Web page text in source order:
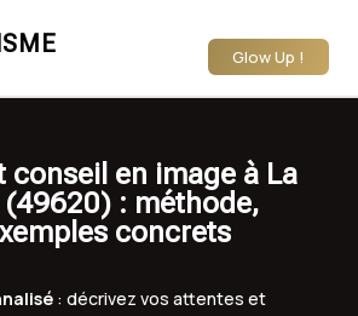
Glow Up !
conseil en image à La
(49620) : méthode,
concrets
: décrivez vos attentes et